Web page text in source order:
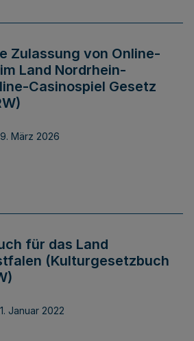
Zulassung von Online-
Land Nordrhein-
Casinospiel Gesetz
März 2026
für das Land
(Kulturgesetzbuch
Januar 2022